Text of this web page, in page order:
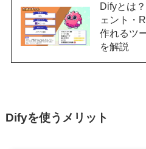
Difyとは
ェント・
作れるツ
を解説
Difyを使うメリット